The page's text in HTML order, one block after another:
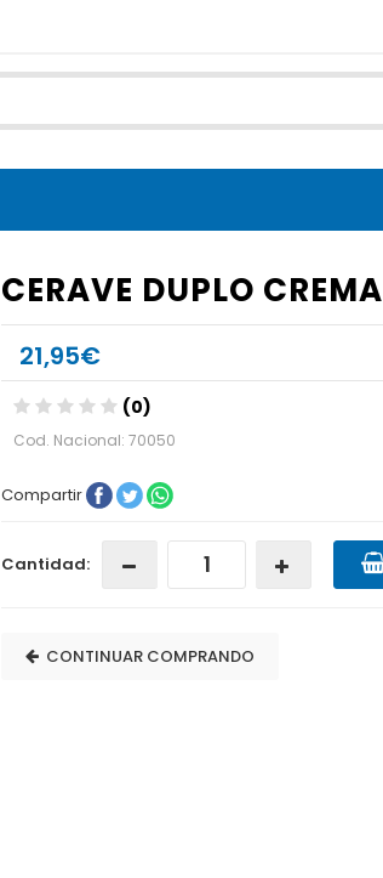
CERAVE DUPLO
21,95€
(0)
Cod. Nacional: 70050
Compartir
Cantidad:
CONTINUAR COMPRANDO